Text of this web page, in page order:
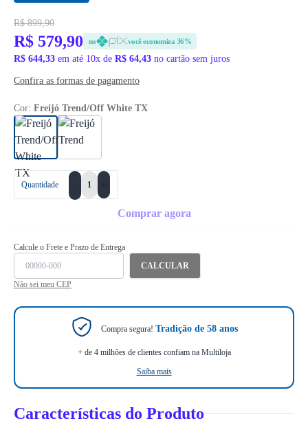
R$ 899,90
R$ 579,90 no você economiza 36%
R$ 644,33 em até 10x de R$ 64,43 no cartão sem juros
Confira as formas de pagamento
Cor: Freijó Trend/Off White TX
Quantidade
Comprar agora
Calcule o Frete e Prazo de Entrega
CALCULAR
Não sei meu CEP
Compra segura! Tradição de 58 anos
+ de 4 milhões de clientes confiam na Multiloja
Saiba mais
Características do Produto